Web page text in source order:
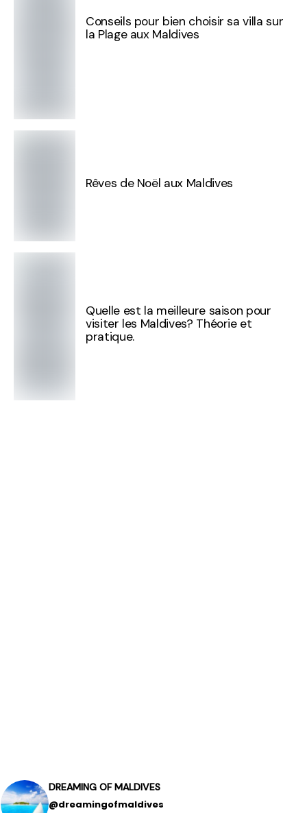
Conseils pour bien choisir sa villa sur
la Plage aux Maldives
Rêves de Noël aux Maldives
Quelle est la meilleure saison pour
visiter les Maldives? Théorie et
pratique.
DREAMING OF MALDIVES
@dreamingofmaldives